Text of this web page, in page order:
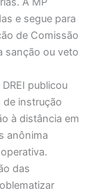
e segue para
de Comissão
sanção ou veto
publicou
de instrução
à distância em
anônima
das